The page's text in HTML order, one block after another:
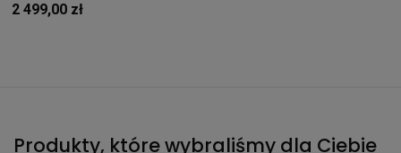
2 499,00 zł
Produkty, które wybraliśmy dla Ciebie